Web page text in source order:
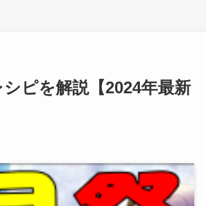
ピを解説【2024年最新